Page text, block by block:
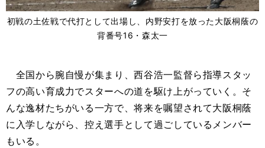
初戦の土佐戦で代打として出場し、内野安打を放った大阪桐蔭の
背番号16・森太一
全国から腕自慢が集まり、西谷浩一監督ら指導スタッ
フの高い育成力でスターへの道を駆け上がっていく。そ
んな逸材たちがいる一方で、将来を嘱望されて大阪桐蔭
に入学しながら、控え選手として過ごしているメンバー
もいる。